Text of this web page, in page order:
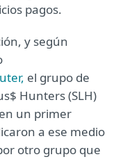
pagos.
y según
el grupo de
Hunters (SLH)
un primer
a ese medio
otro grupo que